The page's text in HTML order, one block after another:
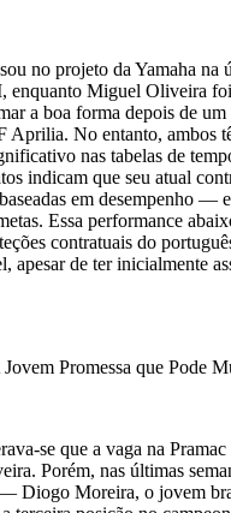
no projeto da Yamaha na
enquanto Miguel Oliveira
a boa forma depois de
Aprilia. No entanto, ambos
nas tabelas de
indicam que seu atual
em desempenho —
Essa performance
contratuais do
apesar de ter inicialmente
Promessa que Pode
se que a vaga na
Porém, nas últimas
Diogo Moreira, o jovem